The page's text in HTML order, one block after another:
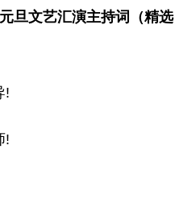
旦文艺汇演主持词（精选
!
!